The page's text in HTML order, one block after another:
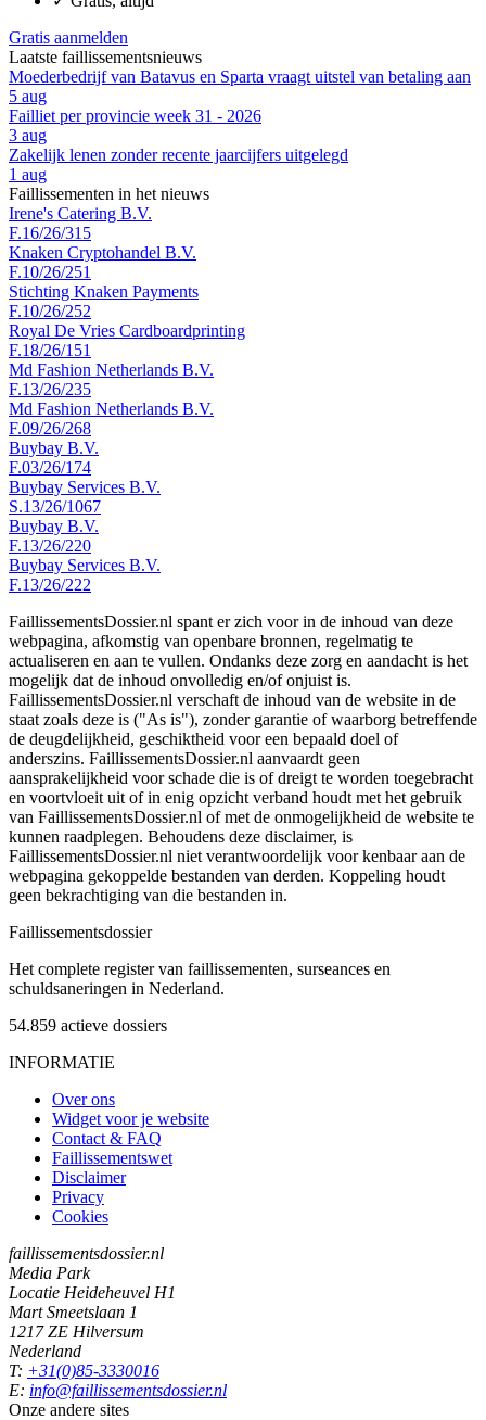
Gratis aanmelden
Laatste faillissementsnieuws
Moederbedrijf van Batavus en Sparta vraagt uitstel van betaling aan
5 aug
Failliet per provincie week 31 - 2026
3 aug
Zakelijk lenen zonder recente jaarcijfers uitgelegd
1 aug
Faillissementen in het nieuws
Irene's Catering B.V.
F.16/26/315
Knaken Cryptohandel B.V.
F.10/26/251
Stichting Knaken Payments
F.10/26/252
Royal De Vries Cardboardprinting
F.18/26/151
Md Fashion Netherlands B.V.
F.13/26/235
Md Fashion Netherlands B.V.
F.09/26/268
Buybay B.V.
F.03/26/174
Buybay Services B.V.
S.13/26/1067
Buybay B.V.
F.13/26/220
Buybay Services B.V.
F.13/26/222
FaillissementsDossier.nl spant er zich voor in de inhoud van deze
webpagina, afkomstig van openbare bronnen, regelmatig te
actualiseren en aan te vullen. Ondanks deze zorg en aandacht is het
mogelijk dat de inhoud onvolledig en/of onjuist is.
FaillissementsDossier.nl verschaft de inhoud van de website in de
staat zoals deze is ("As is"), zonder garantie of waarborg betreffende
de deugdelijkheid, geschiktheid voor een bepaald doel of
anderszins. FaillissementsDossier.nl aanvaardt geen
aansprakelijkheid voor schade die is of dreigt te worden toegebracht
en voortvloeit uit of in enig opzicht verband houdt met het gebruik
van FaillissementsDossier.nl of met de onmogelijkheid de website te
kunnen raadplegen. Behoudens deze disclaimer, is
FaillissementsDossier.nl niet verantwoordelijk voor kenbaar aan de
webpagina gekoppelde bestanden van derden. Koppeling houdt
geen bekrachtiging van die bestanden in.
Faillissementsdossier
Het complete register van faillissementen, surseances en
schuldsaneringen in Nederland.
54.859 actieve dossiers
INFORMATIE
Over ons
Widget voor je website
Contact & FAQ
Faillissementswet
Disclaimer
Privacy
Cookies
faillissementsdossier.nl
Media Park
Locatie Heideheuvel H1
Mart Smeetslaan 1
1217 ZE Hilversum
Nederland
T: +31(0)85-3330016
E: info@faillissementsdossier.nl
Onze andere sites